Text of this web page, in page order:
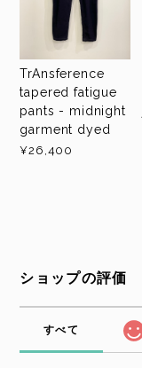
TrAnsference
tapered fatigue
pants - midnight
garment dyed
¥26,400
ショップの評価
すべて